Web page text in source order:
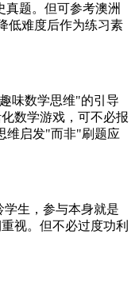
真题。但可参考澳洲
低难度后作为练习素
味数学思维"的引导
数学游戏，可不必报
维启发"而非"刷题应
生，参与本身就是
视。但不必过度功利